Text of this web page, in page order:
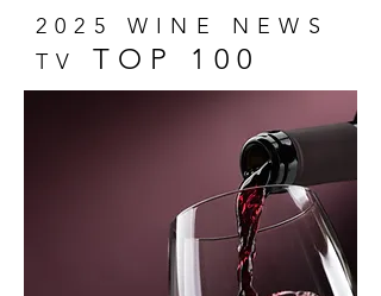
2025 WINE NEWS
TV TOP 100